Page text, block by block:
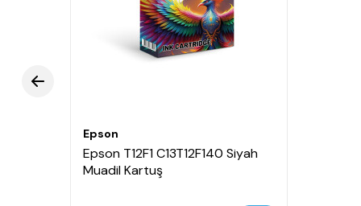
3215.19.00.00.00 (mürekkep/mürekkep
Kullanım Alanı:Kurumsal ve yüksek hacimli
Neden Orijinal Epson
Yazıcıyla tam uyumluluk sayesinde hatasız
Epson
Epson T12F1 C13T12F140 Siyah
Muadil Kartuş